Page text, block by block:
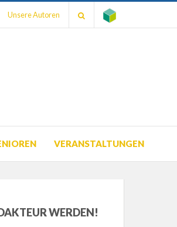
Unsere Autoren
VERANSTALTUNGEN
WERDEN!